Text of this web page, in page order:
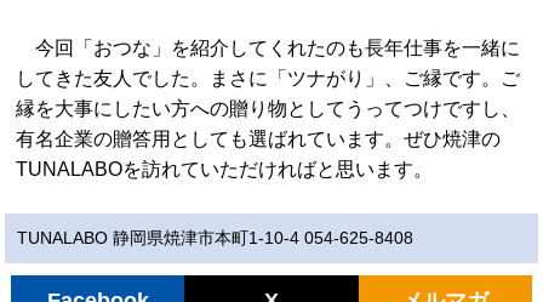
今回「おつな」を紹介してくれたのも長年仕事を一緒に
してきた友人でした。まさに「ツナがり」、ご縁です。ご
縁を大事にしたい方への贈り物としてうってつけですし、
有名企業の贈答用としても選ばれています。ぜひ焼津の
TUNALABOを訪れていただければと思います。
TUNALABO 静岡県焼津市本町1-10-4 054-625-8408